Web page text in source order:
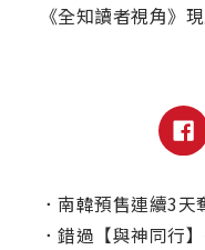
《全知讀者視角》
． 南韓預售連續3天奪冠！
． 錯過【與神同行】卻與【